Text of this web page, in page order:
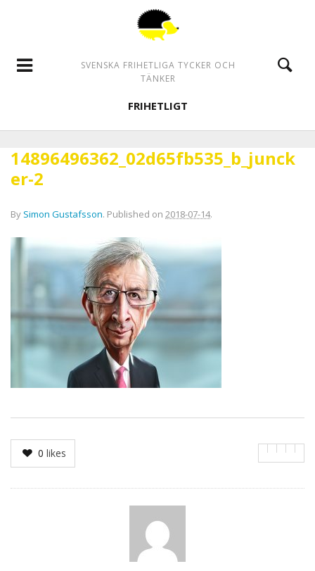
SVENSKA FRIHETLIGA TYCKER OCH
TÄNKER
FRIHETLIGT
14896496362_02d65fb535_b_junck
er-2
By Simon Gustafsson. Published on 2018-07-14.
0 likes